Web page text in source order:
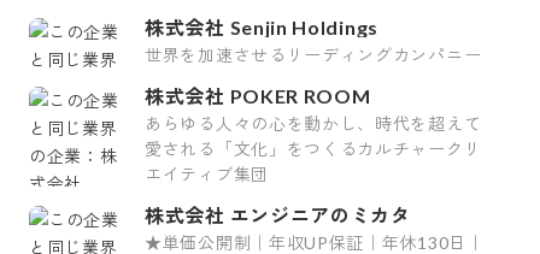
株式会社 Senjin Holdings
世界を加速させるリーディングカンパニー
株式会社 POKER ROOM
あらゆる人々の心を動かし、時代を超えて
愛される「文化」をつくるカルチャークリ
エイティブ集団
株式会社 エンジニアのミカタ
★単価公開制｜年収UP保証｜年休130日｜